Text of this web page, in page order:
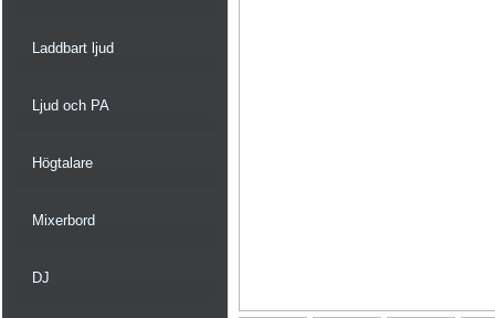
Laddbart ljud
Ljud och PA
Högtalare
Mixerbord
DJ